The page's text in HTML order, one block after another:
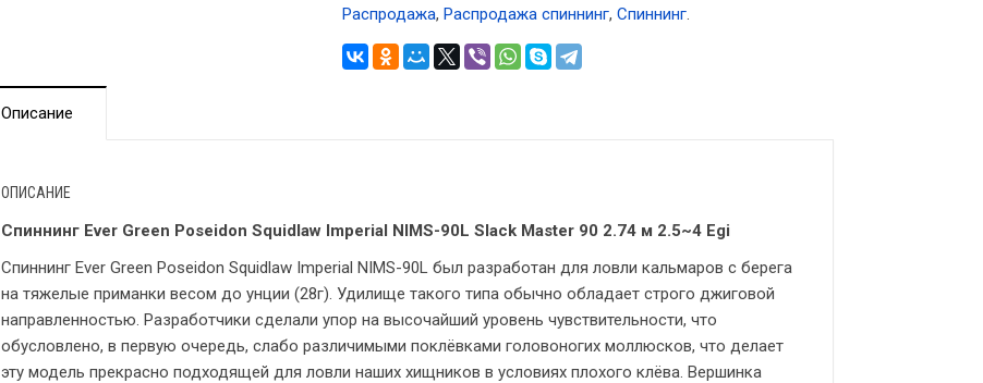
Распродажа, Распродажа спиннинг, Спиннинг.
Описание
ОПИСАНИЕ
Спиннинг Ever Green Poseidon Squidlaw Imperial NIMS-90L Slack Master 90 2.74 м 2.5~4 Egi
Спиннинг Ever Green Poseidon Squidlaw Imperial NIMS-90L был разработан для ловли кальмаров с берега
на тяжелые приманки весом до унции (28г). Удилище такого типа обычно обладает строго джиговой
направленностью. Разработчики сделали упор на высочайший уровень чувствительности, что
обусловлено, в первую очередь, слабо различимыми поклёвками головоногих моллюсков, что делает
эту модель прекрасно подходящей для ловли наших хищников в условиях плохого клёва. Вершинка